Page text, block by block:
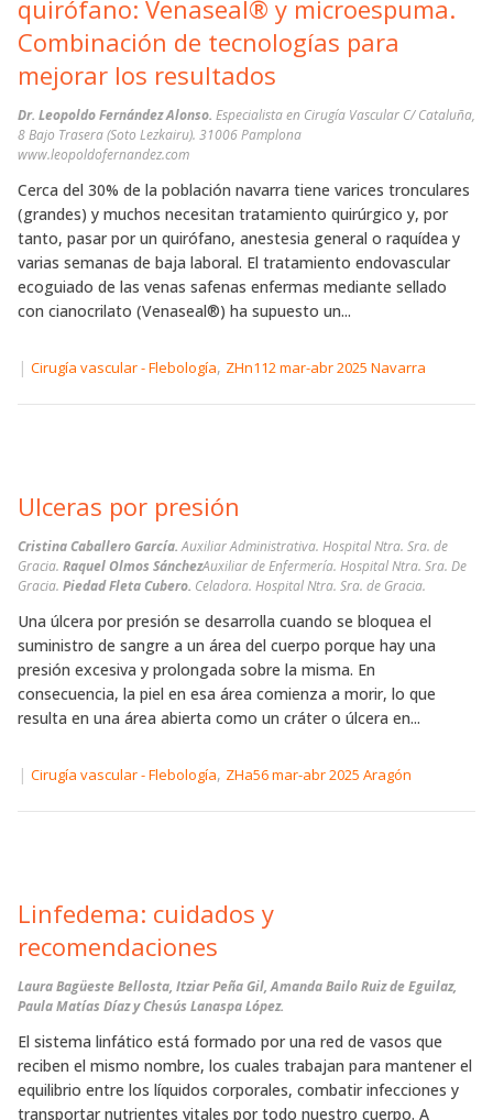
quirófano: Venaseal® y microespuma.
Combinación de tecnologías para
mejorar los resultados
Dr. Leopoldo Fernández Alonso. Especialista en Cirugía Vascular C/ Cataluña,
8 Bajo Trasera (Soto Lezkairu). 31006 Pamplona
www.leopoldofernandez.com
Cerca del 30% de la población navarra tiene varices tronculares
(grandes) y muchos necesitan tratamiento quirúrgico y, por
tanto, pasar por un quirófano, anestesia general o raquídea y
varias semanas de baja laboral. El tratamiento endovascular
ecoguiado de las venas safenas enfermas mediante sellado
con cianocrilato (Venaseal®) ha supuesto un...
| Cirugía vascular - Flebología, ZHn112 mar-abr 2025 Navarra
Ulceras por presión
Cristina Caballero García.Auxiliar Administrativa. Hospital Ntra. Sra. de
Gracia. Raquel Olmos SánchezAuxiliar de Enfermería. Hospital Ntra. Sra. De
Gracia. Piedad Fleta Cubero. Celadora. Hospital Ntra. Sra. de Gracia.
Una úlcera por presión se desarrolla cuando se bloquea el
suministro de sangre a un área del cuerpo porque hay una
presión excesiva y prolongada sobre la misma. En
consecuencia, la piel en esa área comienza a morir, lo que
resulta en una área abierta como un cráter o úlcera en...
| Cirugía vascular - Flebología, ZHa56 mar-abr 2025 Aragón
Linfedema: cuidados y
recomendaciones
Laura Bagüeste Bellosta, Itziar Peña Gil, Amanda Bailo Ruiz de Eguilaz,
Paula Matías Díaz y Chesús Lanaspa López.
El sistema linfático está formado por una red de vasos que
reciben el mismo nombre, los cuales trabajan para mantener el
equilibrio entre los líquidos corporales, combatir infecciones y
transportar nutrientes vitales por todo nuestro cuerpo. A